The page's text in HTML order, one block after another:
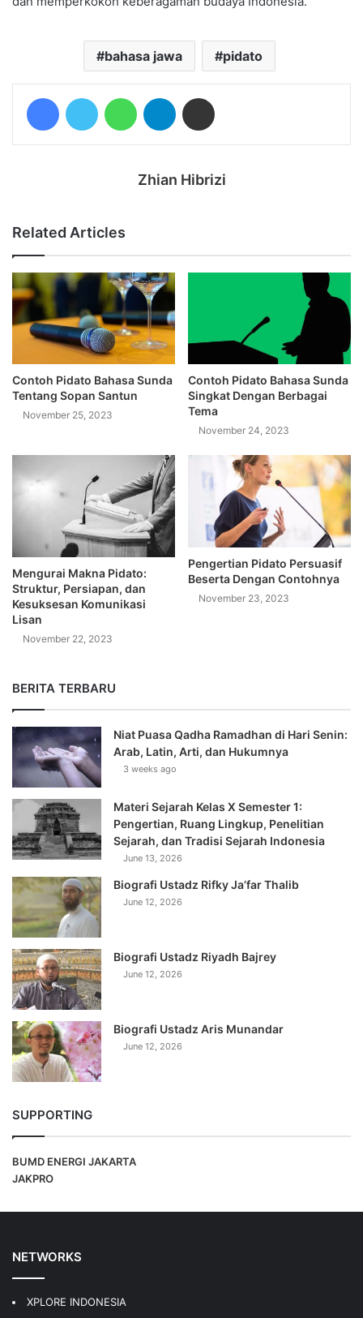
bahasa jawa pidato
Zhian Hibrizi
Related Articles
Contoh Pidato Bahasa Sunda
Tentang Sopan Santun
November 25, 2023
Contoh Pidato Bahasa Sunda
Singkat Dengan Berbagai
Tema
November 24, 2023
Mengurai Makna Pidato:
Struktur, Persiapan, dan
Kesuksesan Komunikasi
Lisan
November 22, 2023
Pengertian Pidato Persuasif
Beserta Dengan Contohnya
November 23, 2023
BERITA TERBARU
Niat Puasa Qadha Ramadhan di Hari Senin:
Arab, Latin, Arti, dan Hukumnya
3 weeks ago
Materi Sejarah Kelas X Semester 1:
Pengertian, Ruang Lingkup, Penelitian
Sejarah, dan Tradisi Sejarah Indonesia
June 13, 2026
Biografi Ustadz Rifky Ja’far Thalib
June 12, 2026
Biografi Ustadz Riyadh Bajrey
June 12, 2026
Biografi Ustadz Aris Munandar
June 12, 2026
SUPPORTING
BUMD ENERGI JAKARTA
JAKPRO
NETWORKS
XPLORE INDONESIA